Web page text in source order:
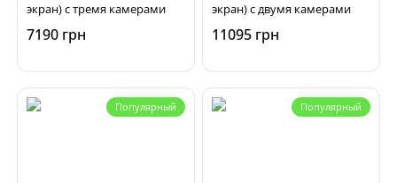
экран) с тремя камерами
7190 грн
экран) с двумя камерами
11095 грн
Популярный Популярный